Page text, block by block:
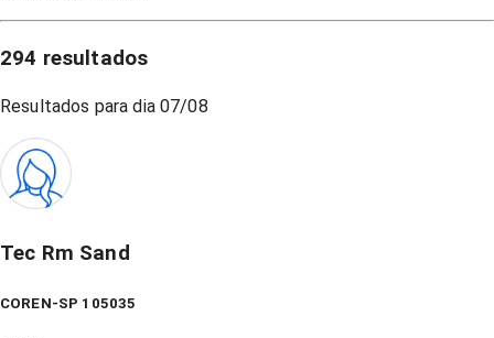
294 resultados
Resultados para dia 07/08
Tec Rm Sand
COREN-SP 105035